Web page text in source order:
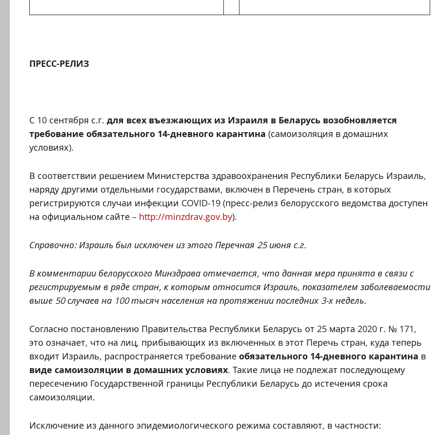
ПРЕСС-РЕЛИЗ
С 10 сентября с.г. для всех въезжающих из Израиля в Беларусь возобновляется
требование обязательного 14-дневного карантина (самоизоляция в домашних
условиях).
В соответствии решением Министерства здравоохранения Республики Беларусь Израиль,
наряду другими отдельными государствами, включен в Перечень стран, в которых
регистрируются случаи инфекции COVID-19 (пресс-релиз белорусского ведомства доступен
на официальном сайте – http://minzdrav.gov.by).
Справочно: Израиль был исключен из этого Перечная 25 июня с.г.
В комментарии белорусского Минздрава отмечается, что данная мера принята в связи с
регистрируемым в ряде стран, к которым относится Израиль, показателем заболеваемости
выше 50 случаев на 100 тысяч населения на протяжении последних 3-х недель.
Согласно постановлению Правительства Республики Беларусь от 25 марта 2020 г. № 171,
это означает, что на лиц, прибывающих из включенных в этот Перечь стран, куда теперь
входит Израиль, распространяется требование обязательного 14-дневного карантина в
виде самоизоляции в домашних условиях. Такие лица не подлежат последующему
пересечению Государственной границы Республики Беларусь до истечения срока
самоизоляции.
Исключение из данного эпидемиологического режима составляют, в частности: